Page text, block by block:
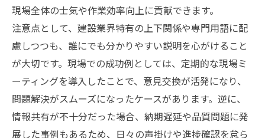
現場全体の士気や作業効率向上に貢献できます。
注意点として、建設業界特有の上下関係や専門用語に配
慮しつつも、誰にでも分かりやすい説明を心がけること
が大切です。現場での成功例としては、定期的な現場ミ
ーティングを導入したことで、意見交換が活発になり、
問題解決がスムーズになったケースがあります。逆に、
情報共有が不十分だった場合、納期遅延や品質問題に発
展した事例もあるため、日々の声掛けや進捗確認を怠ら